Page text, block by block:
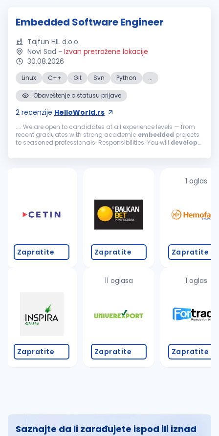
Embedded Software Engineer
Tajfun HIL d.o.o.
Novi Sad - Izvan pretražene lokacije
30.08.2026
Linux C++ Git Svn Python ...
Obaveštenje o statusu prijave
2 recenzije HelloWorld.rs
.... We are open to candidates at all experience levels — from
recent graduates with strong academic embedded projects
to seasoned professionals. Responsibilities: You will develop
embedded
Zapratite
Zapratite
Zapratite
11 oglasa
Zapratite
1 oglas
Zapratite
1 oglas
Zapratite
Saznajte da li zarađujete ispod ili iznad